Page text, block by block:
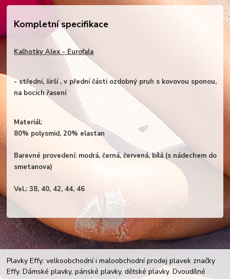
Kompletní specifikace
Kalhotky Alex - Eurofala
- střední, širší , v přední části ozdobný pruh s kovovou sponou,
na bocích řasení
Materiál:
80% polysmid, 20% elastan
Barevné provedení: modrá, černá, červená, bílá (s nádechem do
smetanova)
Vel.: 38, 40, 42, 44, 46
Plavky Effy: velkoobchodní i maloobchodní prodej plavek značky
Effy. Dámské plavky, pánské plavky, dětské plavky. Dvoudílné